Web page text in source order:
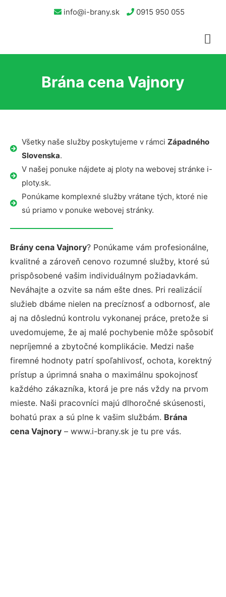
info@i-brany.sk 0915 950 055
Brána cena Vajnory
Všetky naše služby poskytujeme v rámci Západného
Slovenska.
V našej ponuke nájdete aj ploty na webovej stránke i-
ploty.sk.
Ponúkame komplexné služby vrátane tých, ktoré nie
sú priamo v ponuke webovej stránky.
Brány cena Vajnory? Ponúkame vám profesionálne,
kvalitné a zároveň cenovo rozumné služby, ktoré sú
prispôsobené vašim individuálnym požiadavkám.
Neváhajte a ozvite sa nám ešte dnes. Pri realizácií
služieb dbáme nielen na precíznosť a odbornosť, ale
aj na dôslednú kontrolu vykonanej práce, pretože si
uvedomujeme, že aj malé pochybenie môže spôsobiť
nepríjemné a zbytočné komplikácie. Medzi naše
firemné hodnoty patrí spoľahlivosť, ochota, korektný
prístup a úprimná snaha o maximálnu spokojnosť
každého zákazníka, ktorá je pre nás vždy na prvom
mieste. Naši pracovníci majú dlhoročné skúsenosti,
bohatú prax a sú plne k vašim službám. Brána
cena Vajnory – www.i-brany.sk je tu pre vás.